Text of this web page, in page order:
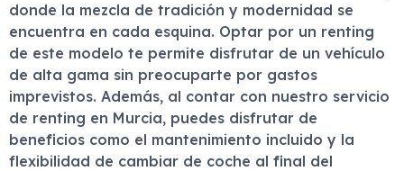
donde la mezcla de tradición y modernidad se
encuentra en cada esquina. Optar por un renting
de este modelo te permite disfrutar de un vehículo
de alta gama sin preocuparte por gastos
imprevistos. Además, al contar con nuestro servicio
de renting en Murcia, puedes disfrutar de
beneficios como el mantenimiento incluido y la
flexibilidad de cambiar de coche al final del